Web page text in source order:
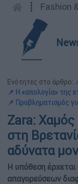
┋ Fashion
Ενότητες στο άρθρο:
📌 Η «απολογία» της
📌 Προβληματισμός
Zara: Χαμός
στη
αδύνατα
Η υπόθεση
απαγορεύσεων